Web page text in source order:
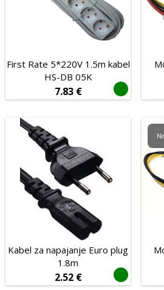
USB hubovi
Adapteri i razdjelnici
Mrežni
Audio
DisplayPort
DVI
HDMI
LAN
Strujni
USB
First Rate 5*220V 1.5m kabel
HS-DB 05K
7.83 €
Kabel za napajanje Euro plug
1.8m
2.52 €